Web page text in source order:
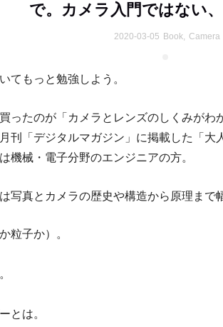
で。カメラ入門ではない
2020-03-05 Book, Camera
てもっと勉強しよう。
ったのが「カメラとレンズのしくみがわ
刊「デジタルマガジン」に掲載した「大
機械・電子分野のエンジニアの方。
写真とカメラの歴史や構造から原理まで
粒子か）。
とは。